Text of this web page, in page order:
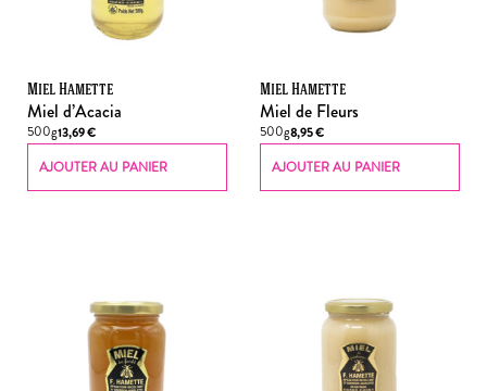
Miel Hamette
Miel d’Acacia
500g13,69€
AJOUTER AU PANIER
Miel Hamette
Miel de Fleurs
500g8,95€
AJOUTER AU PANIER